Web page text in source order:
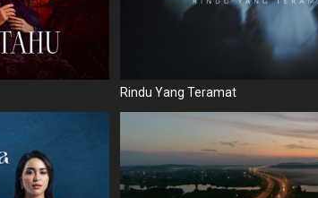
Rindu Yang Teramat